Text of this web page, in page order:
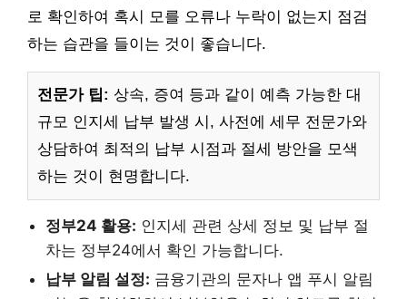
로 확인하여 혹시 모를 오류나 누락이 없는지 점검
하는 습관을 들이는 것이 좋습니다.
전문가 팁: 상속, 증여 등과 같이 예측 가능한 대
규모 인지세 납부 발생 시, 사전에 세무 전문가와
상담하여 최적의 납부 시점과 절세 방안을 모색
하는 것이 현명합니다.
정부24 활용: 인지세 관련 상세 정보 및 납부 절
차는 정부24에서 확인 가능합니다.
납부 알림 설정: 금융기관의 문자나 앱 푸시 알림